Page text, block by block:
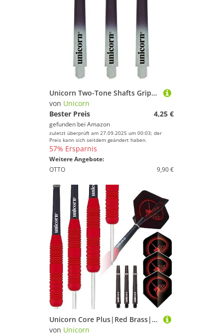
Unicorn Two-Tone Shafts Gripper3 Zweifarbiger, geformte Schäfte – Schwarz/Weiß, mittelgroßes kleines Gewinde, Medium 44.2 mm
von Unicorn
Bester Preis
4,25 €
gefunden bei Amazon
zuletzt überprüft am 27.09.2025 um 00:03; der
Preis kann sich seitdem geändert haben.
57% Ersparnis
Weitere Angebote:
OTTO
9,90 €
Unicorn Core Plus|Red Brass|Steel Tip Darts, rot, 25 g
von Unicorn